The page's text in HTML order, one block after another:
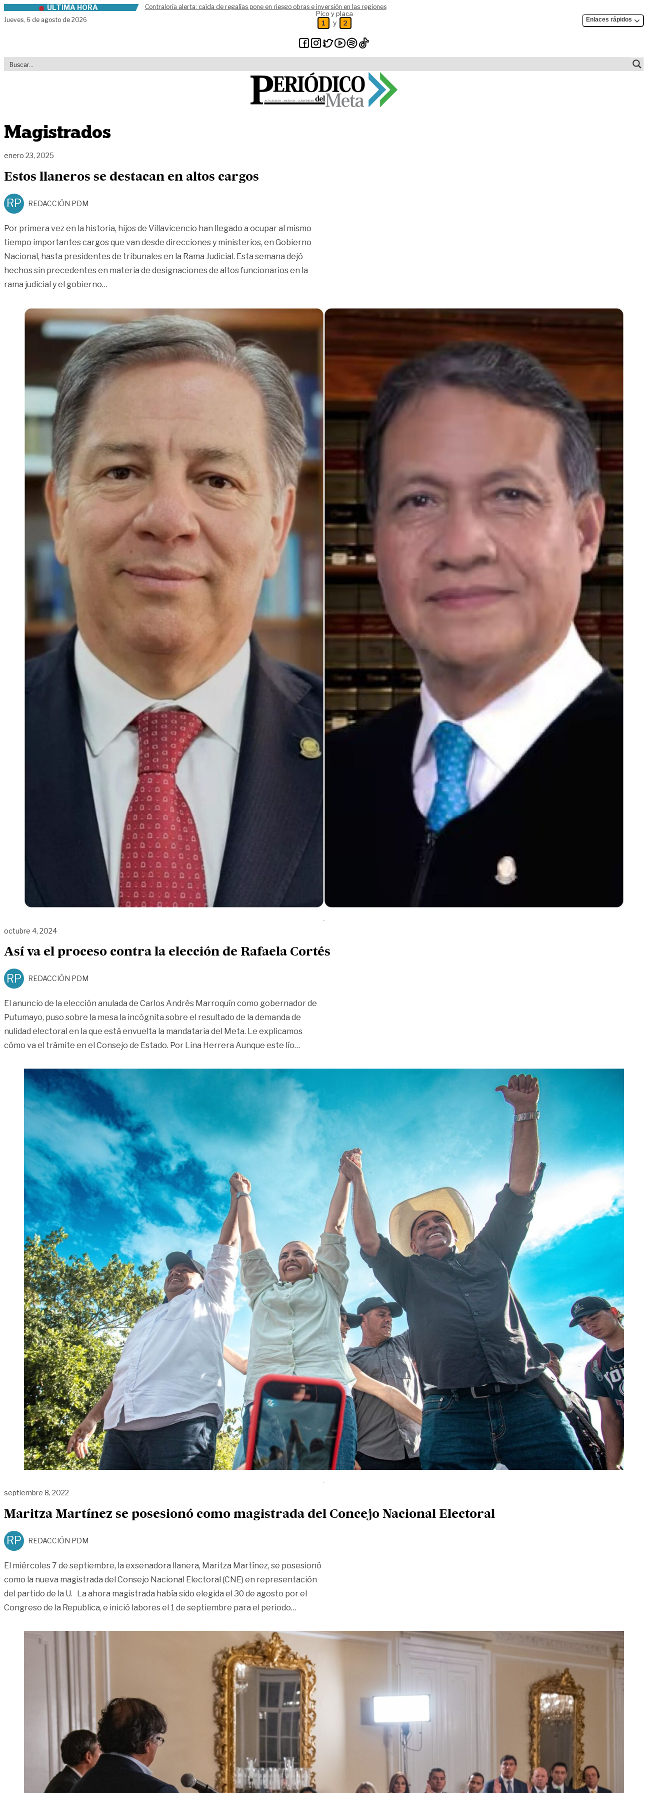
Skip to contentÚLTIMA HORA
Contraloría alerta: caída de regalías pone en riesgo obras e inversión en las regiones
Jueves, 6 de agosto de 2026
Pico y placa
1 y 2 Enlaces rápidos
Magistrados
enero 23, 2025
Estos llaneros se destacan en altos cargos
RP REDACCIÓN PDM
Por primera vez en la historia, hijos de Villavicencio han llegado a ocupar al mismo
tiempo importantes cargos que van desde direcciones y ministerios, en Gobierno
Nacional, hasta presidentes de tribunales en la Rama Judicial. Esta semana dejó
hechos sin precedentes en materia de designaciones de altos funcionarios en la
rama judicial y el gobierno…
octubre 4, 2024
Así va el proceso contra la elección de Rafaela Cortés
RP REDACCIÓN PDM
El anuncio de la elección anulada de Carlos Andrés Marroquín como gobernador de
Putumayo, puso sobre la mesa la incógnita sobre el resultado de la demanda de
nulidad electoral en la que está envuelta la mandataria del Meta. Le explicamos
cómo va el trámite en el Consejo de Estado. Por Lina Herrera Aunque este lío…
septiembre 8, 2022
Maritza Martínez se posesionó como magistrada del Concejo Nacional Electoral
RP REDACCIÓN PDM
El miércoles 7 de septiembre, la exsenadora llanera, Maritza Martínez, se posesionó
como la nueva magistrada del Consejo Nacional Electoral (CNE) en representación
del partido de la U. La ahora magistrada había sido elegida el 30 de agosto por el
Congreso de la Republica, e inició labores el 1 de septiembre para el periodo…